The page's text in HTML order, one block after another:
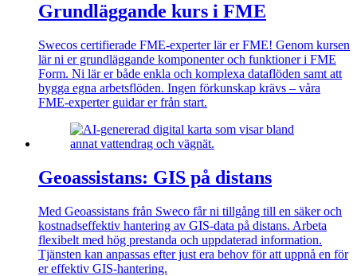
Grundläggande kurs i FME
Swecos certifierade FME-experter lär er FME! Genom kursen
lär ni er grundläggande komponenter och funktioner i FME
Form. Ni lär er både enkla och komplexa dataflöden samt att
bygga egna arbetsflöden. Ingen förkunskap krävs – våra
FME-experter guidar er från start.
Geoassistans: GIS på distans
Med Geoassistans från Sweco får ni tillgång till en säker och
kostnadseffektiv hantering av GIS-data på distans. Arbeta
flexibelt med hög prestanda och uppdaterad information.
Tjänsten kan anpassas efter just era behov för att uppnå en för
er effektiv GIS-hantering.